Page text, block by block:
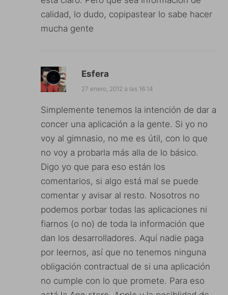
calidad, lo dudo, copipastear lo sabe hacer
mucha gente
Esfera
27 enero, 2012 a las 16:14
Simplemente tenemos la intención de dar a
concer una aplicación a la gente. Si yo no
voy al gimnasio, no me es útil, con lo que
no voy a probarla más alla de lo básico.
Digo yo que para eso están los
comentarios, si algo está mal se puede
comentar y avisar al resto. Nosotros no
podemos porbar todas las aplicaciones ni
fiarnos (o no) de toda la información que
dan los desarrolladores. Aquí nadie paga
por leernos, así que no tenemos ninguna
obligación contractual de si una aplicación
no cumple con lo que promete. Para eso